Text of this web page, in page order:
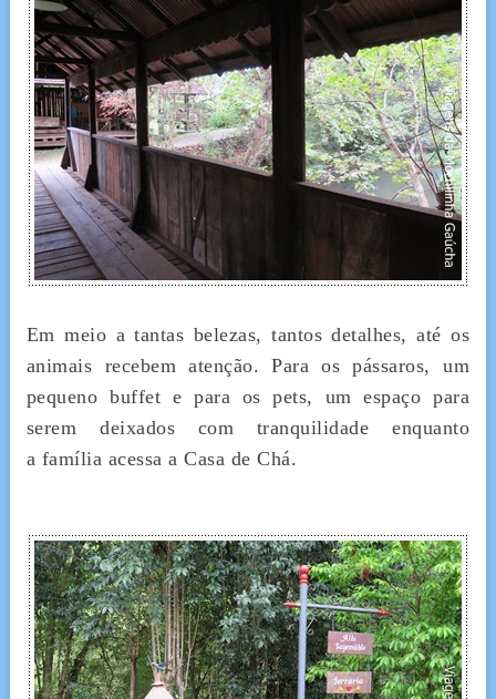
Em meio a tantas belezas, tantos detalhes, até os
animais recebem atenção. Para os pássaros, um
pequeno buffet e para os pets, um espaço para
serem deixados com tranquilidade enquanto
a família acessa a Casa de Chá.